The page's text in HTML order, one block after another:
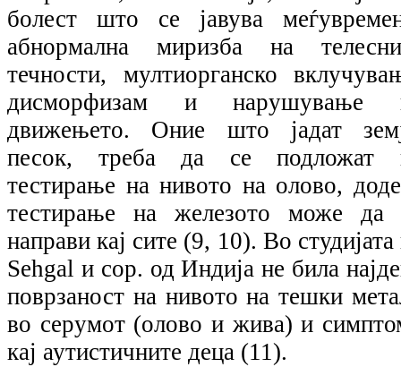
болест што се јавува
абнормална миризба на
течности, мултиорганско
дисморфизам и нарушување
движењето. Оние што јадат
песок, треба да се подложат
тестирање на нивото на олово,
тестирање на железото може да
направи кај сите (9, 10). Во студијата
Sehgal и cop. од Индија не била
поврзаност на нивото на тешки
во серумот (олово и жива) и
кај аутистичните деца (11).